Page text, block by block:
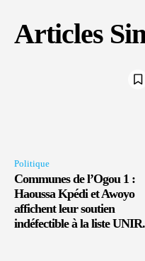
Articles
Politique
Communes de l’Ogou 1 :
Haoussa Kpédi et Awoyo
affichent leur soutien
indéfectible à la liste UNIR.